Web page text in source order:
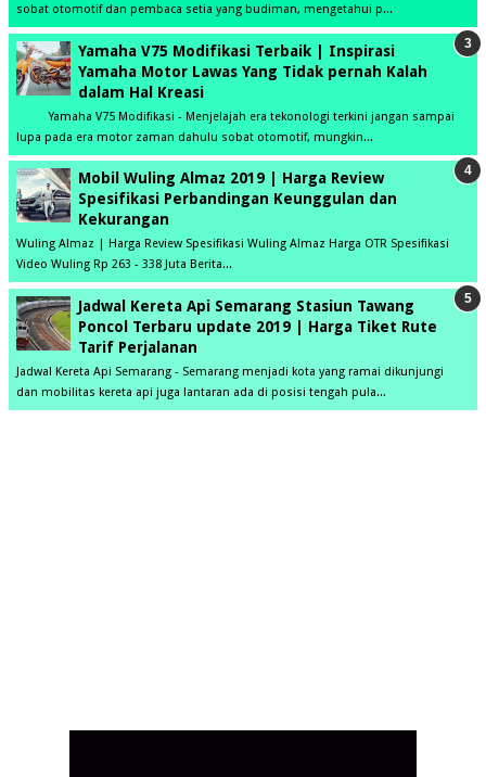
sobat otomotif dan pembaca setia yang budiman, mengetahui p...
Yamaha V75 Modifikasi Terbaik | Inspirasi
Yamaha Motor Lawas Yang Tidak pernah Kalah
dalam Hal Kreasi
Yamaha V75 Modifikasi - Menjelajah era tekonologi terkini jangan sampai
lupa pada era motor zaman dahulu sobat otomotif, mungkin...
Mobil Wuling Almaz 2019 | Harga Review
Spesifikasi Perbandingan Keunggulan dan
Kekurangan
Wuling Almaz | Harga Review Spesifikasi Wuling Almaz Harga OTR Spesifikasi
Video Wuling Rp 263 - 338 Juta Berita...
Jadwal Kereta Api Semarang Stasiun Tawang
Poncol Terbaru update 2019 | Harga Tiket Rute
Tarif Perjalanan
Jadwal Kereta Api Semarang - Semarang menjadi kota yang ramai dikunjungi
dan mobilitas kereta api juga lantaran ada di posisi tengah pula...